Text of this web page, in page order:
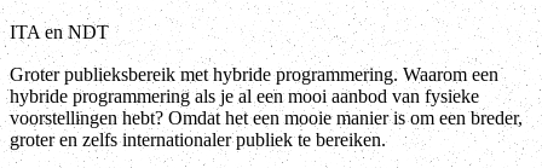
ITA en NDT
Groter publieksbereik met hybride programmering. Waarom een
hybride programmering als je al een mooi aanbod van fysieke
voorstellingen hebt? Omdat het een mooie manier is om een breder,
groter en zelfs internationaler publiek te bereiken.